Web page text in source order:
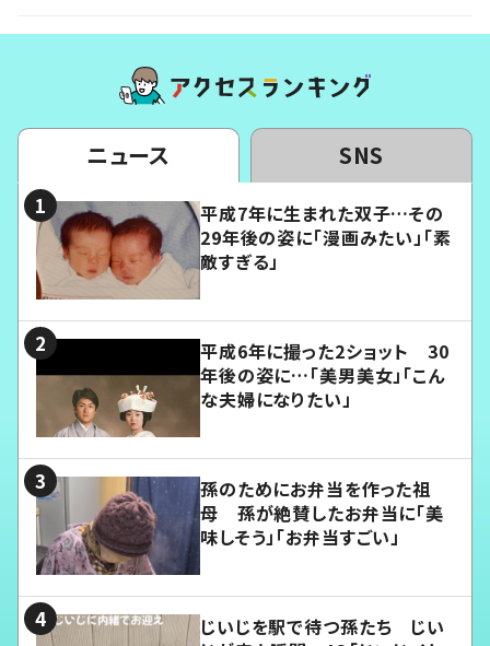
ニュース SNS
平成7年に生まれた双子…その
29年後の姿に「漫画みたい」「素
敵すぎる」
平成6年に撮った2ショット 30
年後の姿に…「美男美女」「こん
な夫婦になりたい」
孫のためにお弁当を作った祖
母 孫が絶賛したお弁当に「美
味しそう」「お弁当すごい」
じいじを駅で待つ孫たち じい